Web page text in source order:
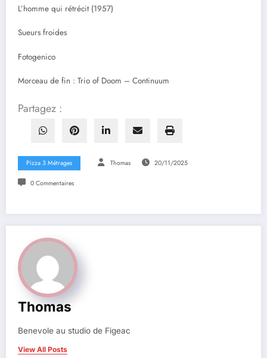
L’homme qui rétrécit (1957)
Sueurs froides
Fotogenico
Morceau de fin : Trio of Doom – Continuum
Partagez :
Pizza 3 Métrages Thomas 20/11/2025
0 Commentaires
Thomas
Benevole au studio de Figeac
View All Posts